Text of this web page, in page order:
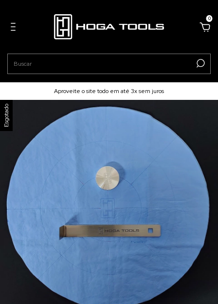
0
Aproveite o site todo em até 3x sem juros
Esgotado